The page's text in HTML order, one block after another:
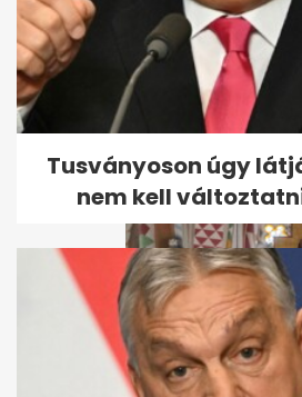
Így változik az
szeptembertől
Tusványoson úgy
nem kell